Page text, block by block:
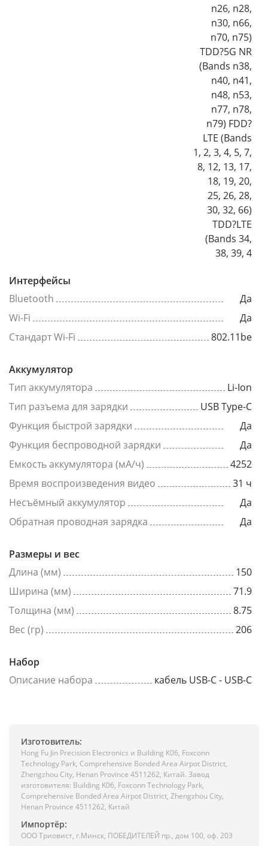
n26, n28,
n30, n66,
n70, n75)
TDD?5G NR
(Bands n38,
n40, n41,
n48, n53,
n77, n78,
n79) FDD?
LTE (Bands
1, 2, 3, 4, 5, 7,
8, 12, 13, 17,
18, 19, 20,
25, 26, 28,
30, 32, 66)
TDD?LTE
(Bands 34,
38, 39, 4
Интерфейсы
Bluetooth
Да
Wi-Fi
Да
Стандарт Wi-Fi
802.11be
Аккумулятор
Тип аккумулятора
Li-Ion
Тип разъема для зарядки
USB Type-C
Функция быстрой зарядки
Да
Функция беспроводной зарядки
Да
Емкость аккумулятора (мА/ч)
4252
Время воспроизведения видео
31 ч
Несъёмный аккумулятор
Да
Обратная проводная зарядка
Да
Размеры и вес
Длина (мм)
150
Ширина (мм)
71.9
Толщина (мм)
8.75
Вес (гр)
206
Набор
Описание набора
кабель USB-C - USB-C
Изготовитель:
Hong Fu Jin Precision Electronics и Building K06, Foxconn
Technology Park, Comprehensive Bonded Area Airpot District,
Zhengzhou City, Henan Province 4511262, Китай. Завод
изготовителя: Building K06, Foxconn Technology Park,
Comprehensive Bonded Area Airpot District, Zhengzhou City,
Henan Province 4511262, Китай
Импортёр:
ООО Триовист, г.Минск, ПОБЕДИТЕЛЕЙ пр., дом 100, оф. 203